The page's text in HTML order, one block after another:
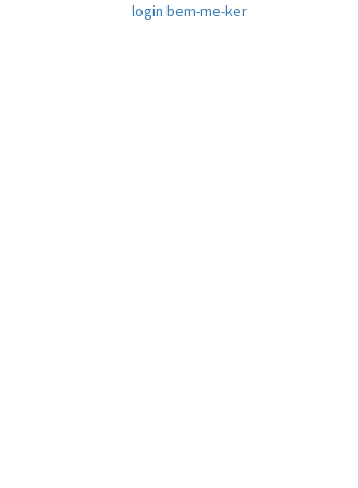
login bem-me-ker